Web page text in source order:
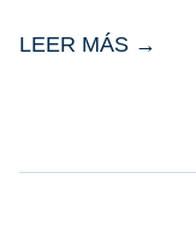
LEER MÁS →